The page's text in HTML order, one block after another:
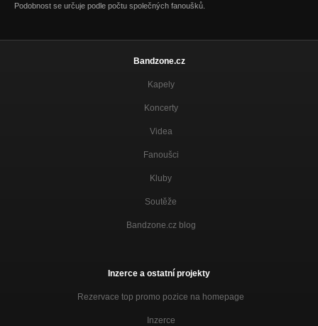
Podobnost se určuje podle počtu společných fanoušků.
Bandzone.cz
Kapely
Koncerty
Videa
Fanoušci
Kluby
Soutěže
Bandzone.cz blog
Inzerce a ostatní projekty
Rezervace top promo pozice na homepage
Inzerce